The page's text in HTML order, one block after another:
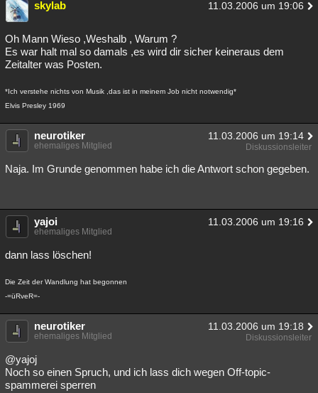
Astronomie Gaming Filme
Musik Clash Verbesserungen
Übersichten
Lesenswert
skylab 11.03.2006 um 19:06
Oh Mann Wieso ,Weshalb , Warum ?
Es war halt mal so damals ,es wird dir sicher keineraus dem
Zeitalter was Posten.
*Ich verstehe nichts von Musik ,das ist in meinem Job nicht notwendig*
Elvis Presley 1969
neurotiker 11.03.2006 um 19:14
ehemaliges Mitglied Diskussionsleiter
Naja. Im Grunde genommen habe ich die Antwort schon gegeben.
yajoi 11.03.2006 um 19:16
ehemaliges Mitglied
dann lass löschen!
Die Zeit der Wandlung hat begonnen
-=üRveR=-
neurotiker 11.03.2006 um 19:18
ehemaliges Mitglied Diskussionsleiter
@yajoj
Noch so einen Spruch, und ich lass dich wegen Off-topic-
spammerei sperren